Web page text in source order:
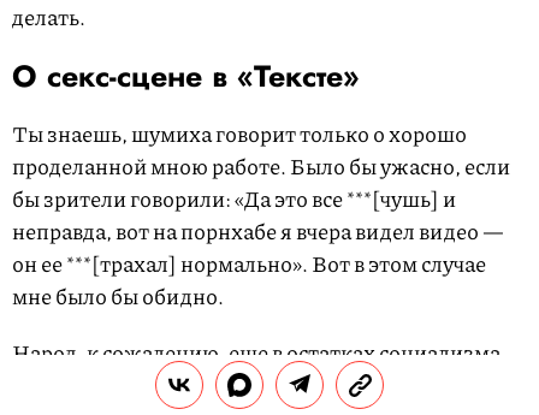
делать.
О секс-сцене в «Тексте»
Ты знаешь, шумиха говорит только о хорошо
проделанной мною работе. Было бы ужасно, если
бы зрители говорили: «Да это все ***[чушь] и
неправда, вот на порнхабе я вчера видел видео —
он ее ***[трахал] нормально». Вот в этом случае
мне было бы обидно.
Народ, к сожалению, еще в остатках социализма.
Дело даже не в «совке», а в этом отношении